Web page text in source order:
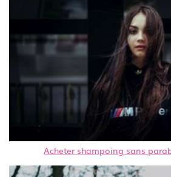
Acheter shampoing sans